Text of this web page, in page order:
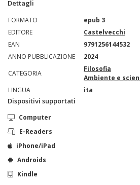
Dettagli
FORMATO
epub 3
EDITORE
Castelvecchi
EAN
9791256144532
ANNO PUBBLICAZIONE
2024
CATEGORIA
Filosofia
Ambiente e
LINGUA
ita
Dispositivi supportati
Computer
E-Readers
iPhone/iPad
Androids
Kindle